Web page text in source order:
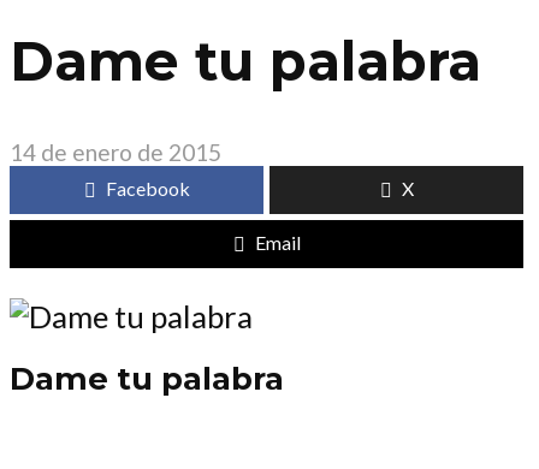
Dame tu palabra
14 de enero de 2015
Facebook X
Email
Dame tu palabra